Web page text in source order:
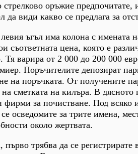
оръжие предпочитате,
види какво се предлага за
ъгъл има колона с имената
съответната цена, която е
варира от 2 000 до 200 000
Поръчителите депозират
на поръчката. От получените
сметката на килъра. В дясното
за почистване. Под всяко
осведомите за трите имена,
около жертвата.
трябва да се регистрирате